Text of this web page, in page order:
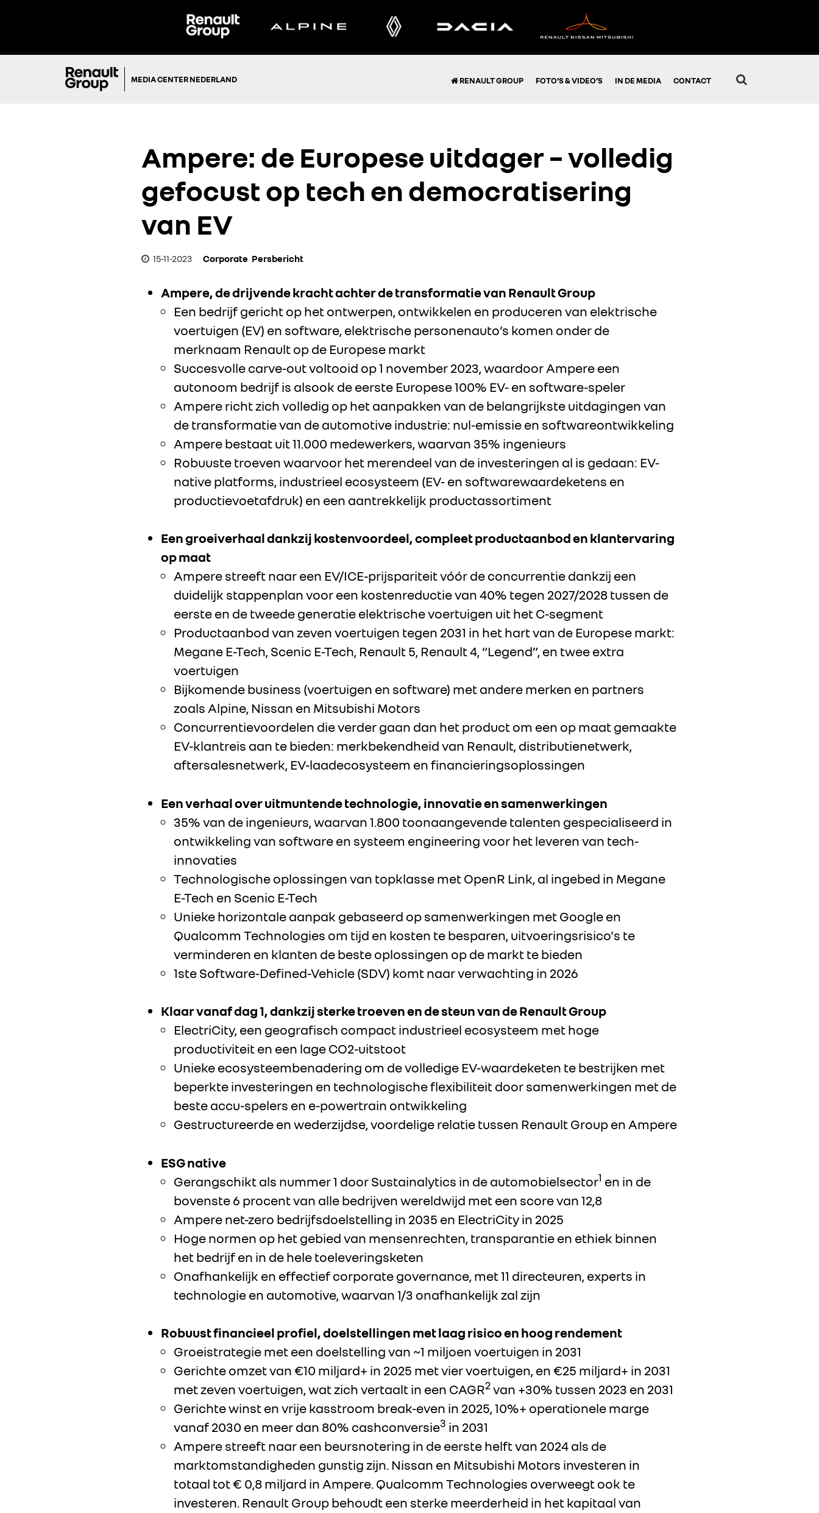
MEDIA CENTER NEDERLAND RENAULT GROUP FOTO’S & VIDEO’S IN DE MEDIA CONTACT
Ampere: de Europese uitdager – volledig
gefocust op tech en democratisering
van EV
15-11-2023 Corporate Persbericht
Ampere, de drijvende kracht achter de transformatie van Renault Group
Een bedrijf gericht op het ontwerpen, ontwikkelen en produceren van elektrische
voertuigen (EV) en software, elektrische personenauto’s komen onder de
merknaam Renault op de Europese markt
Succesvolle carve-out voltooid op 1 november 2023, waardoor Ampere een
autonoom bedrijf is alsook de eerste Europese 100% EV- en software-speler
Ampere richt zich volledig op het aanpakken van de belangrijkste uitdagingen van
de transformatie van de automotive industrie: nul-emissie en softwareontwikkeling
Ampere bestaat uit 11.000 medewerkers, waarvan 35% ingenieurs
Robuuste troeven waarvoor het merendeel van de investeringen al is gedaan: EV-
native platforms, industrieel ecosysteem (EV- en softwarewaardeketens en
productievoetafdruk) en een aantrekkelijk productassortiment
Een groeiverhaal dankzij kostenvoordeel, compleet productaanbod en klantervaring
op maat
Ampere streeft naar een EV/ICE-prijspariteit vóór de concurrentie dankzij een
duidelijk stappenplan voor een kostenreductie van 40% tegen 2027/2028 tussen de
eerste en de tweede generatie elektrische voertuigen uit het C-segment
Productaanbod van zeven voertuigen tegen 2031 in het hart van de Europese markt:
Megane E-Tech, Scenic E-Tech, Renault 5, Renault 4, “Legend”, en twee extra
voertuigen
Bijkomende business (voertuigen en software) met andere merken en partners
zoals Alpine, Nissan en Mitsubishi Motors
Concurrentievoordelen die verder gaan dan het product om een op maat gemaakte
EV-klantreis aan te bieden: merkbekendheid van Renault, distributienetwerk,
aftersalesnetwerk, EV-laadecosysteem en financieringsoplossingen
Een verhaal over uitmuntende technologie, innovatie en samenwerkingen
35% van de ingenieurs, waarvan 1.800 toonaangevende talenten gespecialiseerd in
ontwikkeling van software en systeem engineering voor het leveren van tech-
innovaties
Technologische oplossingen van topklasse met OpenR Link, al ingebed in Megane
E-Tech en Scenic E-Tech
Unieke horizontale aanpak gebaseerd op samenwerkingen met Google en
Qualcomm Technologies om tijd en kosten te besparen, uitvoeringsrisico's te
verminderen en klanten de beste oplossingen op de markt te bieden
1ste Software-Defined-Vehicle (SDV) komt naar verwachting in 2026
Klaar vanaf dag 1, dankzij sterke troeven en de steun van de Renault Group
ElectriCity, een geografisch compact industrieel ecosysteem met hoge
productiviteit en een lage CO2-uitstoot
Unieke ecosysteembenadering om de volledige EV-waardeketen te bestrijken met
beperkte investeringen en technologische flexibiliteit door samenwerkingen met de
beste accu-spelers en e-powertrain ontwikkeling
Gestructureerde en wederzijdse, voordelige relatie tussen Renault Group en Ampere
ESG native
Gerangschikt als nummer 1 door Sustainalytics in de automobielsector1 en in de
bovenste 6 procent van alle bedrijven wereldwijd met een score van 12,8
Ampere net-zero bedrijfsdoelstelling in 2035 en ElectriCity in 2025
Hoge normen op het gebied van mensenrechten, transparantie en ethiek binnen
het bedrijf en in de hele toeleveringsketen
Onafhankelijk en effectief corporate governance, met 11 directeuren, experts in
technologie en automotive, waarvan 1/3 onafhankelijk zal zijn
Robuust financieel profiel, doelstellingen met laag risico en hoog rendement
Groeistrategie met een doelstelling van ~1 miljoen voertuigen in 2031
Gerichte omzet van €10 miljard+ in 2025 met vier voertuigen, en €25 miljard+ in 2031
met zeven voertuigen, wat zich vertaalt in een CAGR2van +30% tussen 2023 en 2031
Gerichte winst en vrije kasstroom break-even in 2025, 10%+ operationele marge
vanaf 2030 en meer dan 80% cashconversie3 in 2031
Ampere streeft naar een beursnotering in de eerste helft van 2024 als de
marktomstandigheden gunstig zijn. Nissan en Mitsubishi Motors investeren in
totaal tot € 0,8 miljard in Ampere. Qualcomm Technologies overweegt ook te
investeren. Renault Group behoudt een sterke meerderheid in het kapitaal van